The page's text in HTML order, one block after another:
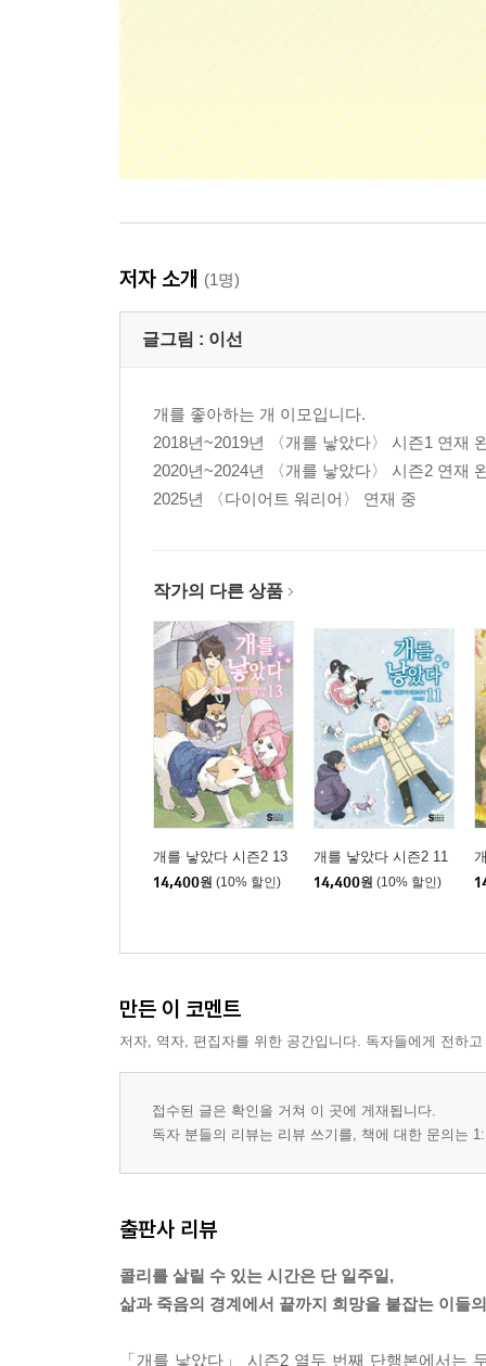
저자 소개 (1명)
글그림 : 이선
개를 좋아하는 개 이모입니다.
2018년~2019년 〈개를 낳았다〉 시즌1 연재
2020년~2024년 〈개를 낳았다〉 시즌2 연재
2025년 〈다이어트 워리어〉 연재 중
작가의 다른 상품
개를 낳았다 시즌2 13
14,400원 (10% 할인)
개를 낳았다 시즌2 11
14,400원 (10% 할인)
만든 이 코멘트
저자, 역자, 편집자를 위한 공간입니다. 독자들에게 전하
접수된 글은 확인을 거쳐 이 곳에 게재됩니다.
독자 분들의 리뷰는 리뷰 쓰기를, 책에 대한 문의는
출판사 리뷰
콜리를 살릴 수 있는 시간은 단 일주일,
삶과 죽음의 경계에서 끝까지 희망을 붙잡는 이들
「개를 낳았다」 시즌2 열두 번째 단행본에서는